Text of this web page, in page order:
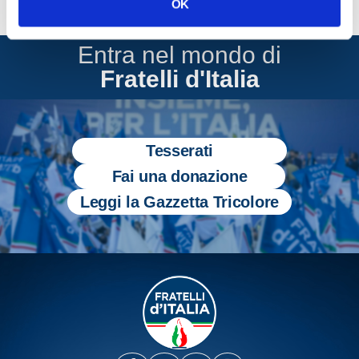
OK
Entra nel mondo di
Fratelli d'Italia
Tesserati
Fai una donazione
Leggi la Gazzetta Tricolore